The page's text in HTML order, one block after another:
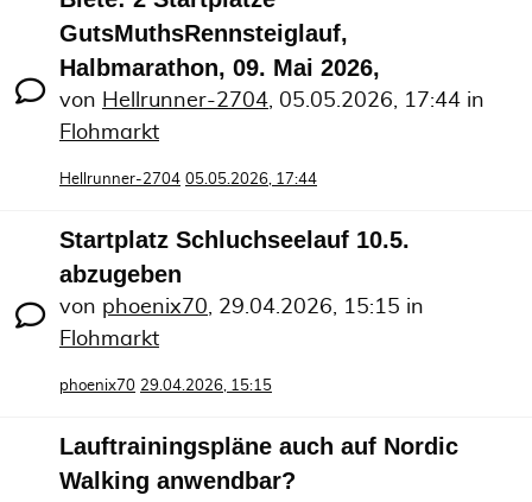
GutsMuthsRennsteiglauf,
Halbmarathon, 09. Mai 2026,
von Hellrunner-2704, 05.05.2026, 17:44 in
Flohmarkt
Hellrunner-2704 05.05.2026, 17:44
Startplatz Schluchseelauf 10.5.
abzugeben
von phoenix70, 29.04.2026, 15:15 in
Flohmarkt
phoenix70 29.04.2026, 15:15
Lauftrainingspläne auch auf Nordic
Walking anwendbar?